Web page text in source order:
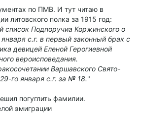
по ПМВ. И тут читаю в
литовского полка за 1915 год:
список Подпоручиа Коржинского о
января с.г. в первый законный брак с
девицей Еленой Герогиевной
вероисповедания.
Варшавского Свято-
го января с.г. за № 18."
погуглить фамилии.
эмиграции